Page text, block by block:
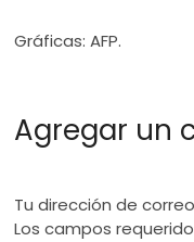
Gráficas: AFP.
Agregar un
Tu dirección de
Los campos